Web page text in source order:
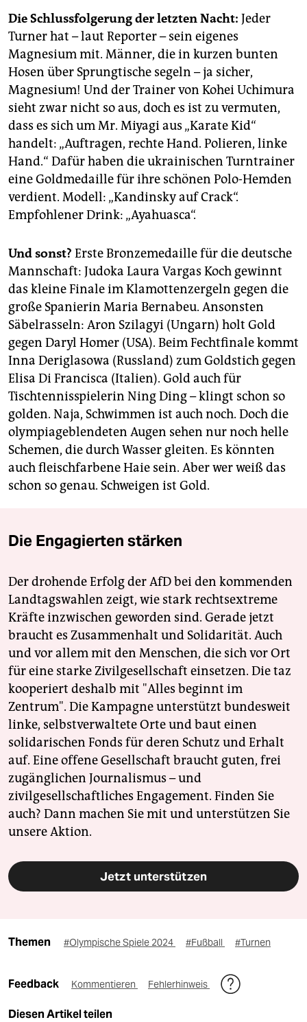
Die Schlussfolgerung der letzten Nacht: Jeder
Turner hat – laut Reporter – sein eigenes
Magnesium mit. Männer, die in kurzen bunten
Hosen über Sprungtische segeln – ja sicher,
Magnesium! Und der Trainer von Kohei Uchimura
sieht zwar nicht so aus, doch es ist zu vermuten,
dass es sich um Mr. Miyagi aus „Karate Kid“
handelt: „Auftragen, rechte Hand. Polieren, linke
Hand.“ Dafür haben die ukrainischen Turntrainer
eine Goldmedaille für ihre schönen Polo-Hemden
verdient. Modell: „Kandinsky auf Crack“.
Empfohlener Drink: „Ayahuasca“.
Und sonst? Erste Bronzemedaille für die deutsche
Mannschaft: Judoka Laura Vargas Koch gewinnt
das kleine Finale im Klamottenzergeln gegen die
große Spanierin Maria Bernabeu. Ansonsten
Säbelrasseln: Aron Szilagyi (Ungarn) holt Gold
gegen Daryl Homer (USA). Beim Fechtfinale kommt
Inna Deriglasowa (Russland) zum Goldstich gegen
Elisa Di Francisca (Italien). Gold auch für
Tischtennisspielerin Ning Ding – klingt schon so
golden. Naja, Schwimmen ist auch noch. Doch die
olympiageblendeten Augen sehen nur noch helle
Schemen, die durch Wasser gleiten. Es könnten
auch fleischfarbene Haie sein. Aber wer weiß das
schon so genau. Schweigen ist Gold.
Die Engagierten stärken
Der drohende Erfolg der AfD bei den kommenden
Landtagswahlen zeigt, wie stark rechtsextreme
Kräfte inzwischen geworden sind. Gerade jetzt
braucht es Zusammenhalt und Solidarität. Auch
und vor allem mit den Menschen, die sich vor Ort
für eine starke Zivilgesellschaft einsetzen. Die taz
kooperiert deshalb mit "Alles beginnt im
Zentrum". Die Kampagne unterstützt bundesweit
linke, selbstverwaltete Orte und baut einen
solidarischen Fonds für deren Schutz und Erhalt
auf. Eine offene Gesellschaft braucht guten, frei
zugänglichen Journalismus – und
zivilgesellschaftliches Engagement. Finden Sie
auch? Dann machen Sie mit und unterstützen Sie
unsere Aktion.
Jetzt unterstützen
Themen #Olympische Spiele 2024 #Fußball #Turnen
Feedback Kommentieren Fehlerhinweis
Diesen Artikel teilen